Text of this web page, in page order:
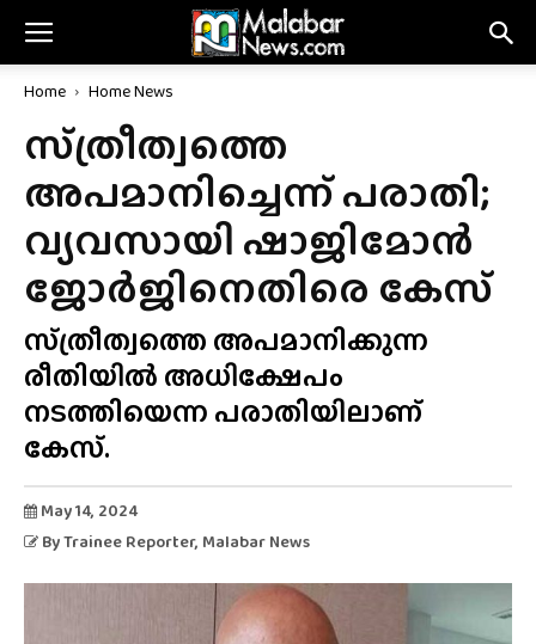
Home Home News
സ്‌ത്രീത്വത്തെ
അപമാനിച്ചെന്ന് പരാതി;
വ്യവസായി ഷാജിമോൻ
ജോർജിനെതിരെ കേസ്
സ്‌ത്രീത്വത്തെ അപമാനിക്കുന്ന
രീതിയിൽ അധിക്ഷേപം
നടത്തിയെന്ന പരാതിയിലാണ്
കേസ്.
May 14, 2024
ByTrainee Reporter, Malabar News